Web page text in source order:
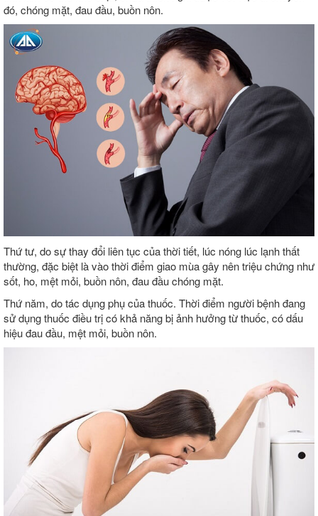
đó, chóng mặt, đau đầu, buồn nôn.
Thứ tư, do sự thay đổi liên tục của thời tiết, lúc nóng lúc lạnh thất
thường, đặc biệt là vào thời điểm giao mùa gây nên triệu chứng như
sốt, ho, mệt mỏi, buồn nôn, đau đầu chóng mặt.
Thứ năm, do tác dụng phụ của thuốc. Thời điểm người bệnh đang
sử dụng thuốc điều trị có khả năng bị ảnh hưởng từ thuốc, có dấu
hiệu đau đầu, mệt mỏi, buồn nôn.